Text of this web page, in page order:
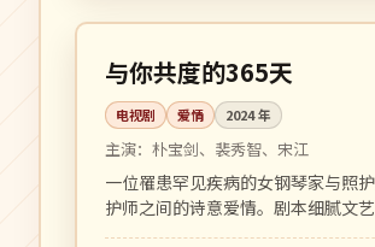
韩国
与你共度的365天
电视剧 爱情 2024年
主演： 朴宝剑、裴秀智、宋江
一位罹患罕见疾病的女钢琴家与照
护师之间的诗意爱情。剧本细腻文
一般动人。